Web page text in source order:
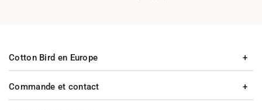
Commande et contact
Cotton Bird en Europe